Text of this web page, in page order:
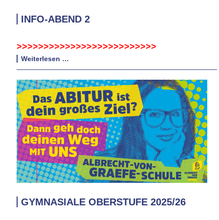
INFO-ABEND 2
>>>>>>>>>>>>>>>>>>>>>>>>>>
Weiterlesen …
Abend
2
GYMNASIALE OBERSTUFE 2025/26